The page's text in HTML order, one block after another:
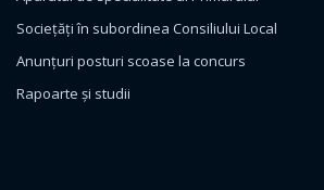
Sociețăți în subordinea Consiliului Local
Anunțuri posturi scoase la concurs
Rapoarte și studii